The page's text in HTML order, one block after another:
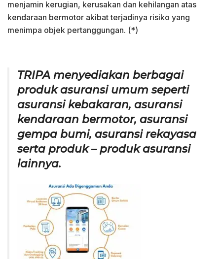
menjamin kerugian, kerusakan dan kehilangan atas
kendaraan bermotor akibat terjadinya risiko yang
menimpa objek pertanggungan. (*)
TRIPA menyediakan berbagai
produk asuransi umum seperti
asuransi kebakaran, asuransi
kendaraan bermotor, asuransi
gempa bumi, asuransi rekayasa
serta produk – produk asuransi
lainnya.